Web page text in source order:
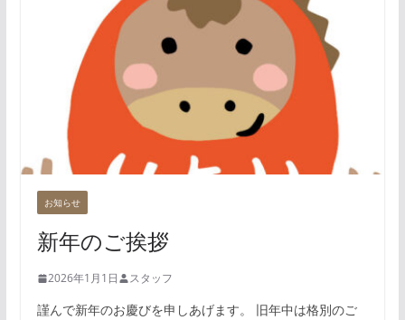
お知らせ
新年のご挨拶
2026年1月1日 スタッフ
謹んで新年のお慶びを申しあげます。 旧年中は格別のご